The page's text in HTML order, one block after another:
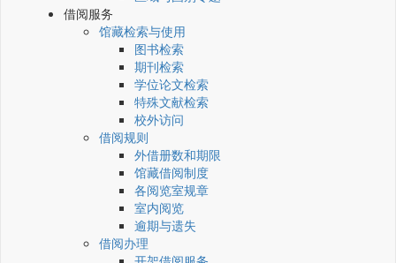
借阅服务
馆藏检索与使用
图书检索
期刊检索
学位论文检索
特殊文献检索
校外访问
借阅规则
外借册数和期限
馆藏借阅制度
各阅览室规章
室内阅览
逾期与遗失
借阅办理